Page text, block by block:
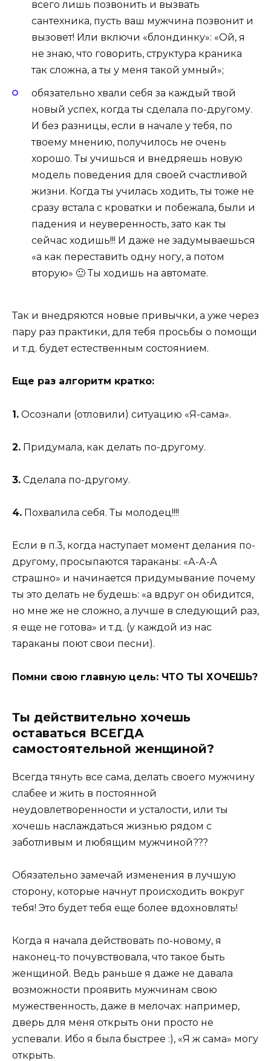
всего лишь позвонить и вызвать
сантехника, пусть ваш мужчина позвонит и
вызовет! Или включи «блондинку»: «Ой, я
не знаю, что говорить, структура краника
так сложна, а ты у меня такой умный»;
обязательно хвали себя за каждый твой
новый успех, когда ты сделала по-другому.
И без разницы, если в начале у тебя, по
твоему мнению, получилось не очень
хорошо. Ты учишься и внедряешь новую
модель поведения для своей счастливой
жизни. Когда ты училась ходить, ты тоже не
сразу встала с кроватки и побежала, были и
падения и неуверенность, зато как ты
сейчас ходишь!!! И даже не задумываешься
«а как переставить одну ногу, а потом
вторую» 🙂 Ты ходишь на автомате.
Так и внедряются новые привычки, а уже через
пару раз практики, для тебя просьбы о помощи
и т.д. будет естественным состоянием.
Еще раз алгоритм кратко:
1. Осознали (отловили) ситуацию «Я-сама».
2. Придумала, как делать по-другому.
3. Сделала по-другому.
4. Похвалила себя. Ты молодец!!!!
Если в п.3, когда наступает момент делания по-
другому, просыпаются тараканы: «А-А-А
страшно» и начинается придумывание почему
ты это делать не будешь: «а вдруг он обидится,
но мне же не сложно, а лучше в следующий раз,
я еще не готова» и т.д. (у каждой из нас
тараканы поют свои песни).
Помни свою главную цель: ЧТО ТЫ ХОЧЕШЬ?
Ты действительно хочешь
оставаться ВСЕГДА
самостоятельной женщиной?
Всегда тянуть все сама, делать своего мужчину
слабее и жить в постоянной
неудовлетворенности и усталости, или ты
хочешь наслаждаться жизнью рядом с
заботливым и любящим мужчиной???
Обязательно замечай изменения в лучшую
сторону, которые начнут происходить вокруг
тебя! Это будет тебя еще более вдохновлять!
Когда я начала действовать по-новому, я
наконец-то почувствовала, что такое быть
женщиной. Ведь раньше я даже не давала
возможности проявить мужчинам свою
мужественность, даже в мелочах: например,
дверь для меня открыть они просто не
успевали. Ибо я была быстрее :), «Я ж сама» могу
открыть.